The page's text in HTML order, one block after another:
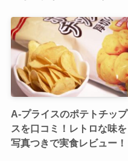
A-プライスのポテトチップ
スを口コミ！レトロな味を
写真つきで実食レビュー！